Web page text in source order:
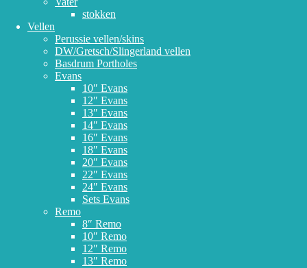
stokken
Vellen
Perussie vellen/skins
DW/Gretsch/Slingerland vellen
Basdrum Portholes
Evans
10″ Evans
12″ Evans
13″ Evans
14″ Evans
16″ Evans
18″ Evans
20″ Evans
22″ Evans
24″ Evans
Sets Evans
Remo
8″ Remo
10″ Remo
12″ Remo
13″ Remo